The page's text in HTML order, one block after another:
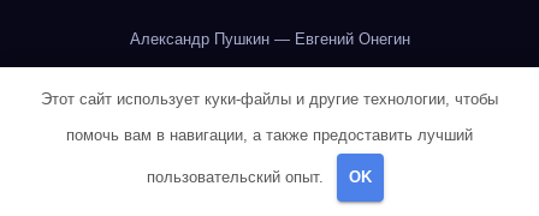
Александр Пушкин — Евгений Онегин
Александр Пушкин — Евгений Онегин
Александр Пушкин — Евгений Онегин
Этот сайт использует куки-файлы и другие технологии, чтобы
помочь вам в навигации, а также предоставить лучший
пользовательский опыт. OK